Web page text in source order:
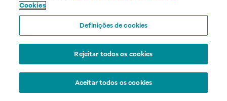
Cookies
Definições de cookies
Rejeitar todos os cookies
Aceitar todos os cookies